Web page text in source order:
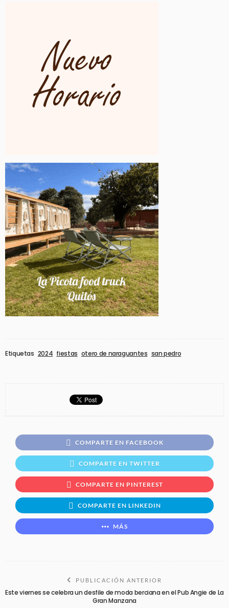
Etiquetas 2024 fiestas otero de naraguantes san pedro
COMPARTE EN FACEBOOK
COMPARTE EN TWITTER
COMPARTE EN PINTEREST
COMPARTE EN LINKEDIN
MÁS
PUBLICACIÓN ANTERIOR
Este viernes se celebra un desfile de moda berciana en el Pub Angie de La
Gran Manzana